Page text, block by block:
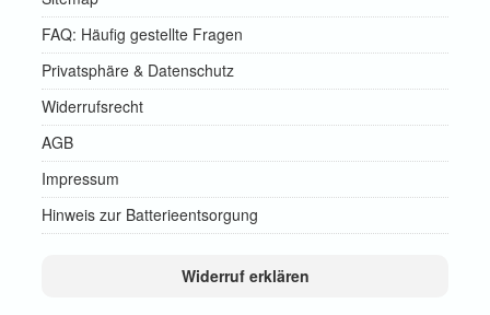
FAQ: Häufig gestellte Fragen
Privatsphäre & Datenschutz
Widerrufsrecht
AGB
Impressum
Hinweis zur Batterieentsorgung
Widerruf erklären